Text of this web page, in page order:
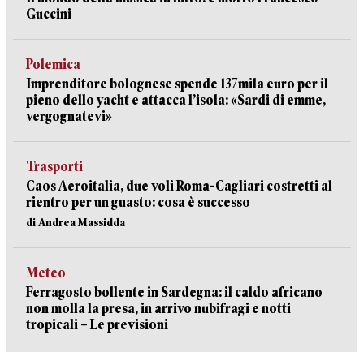
Guccini
Polemica
Imprenditore bolognese spende 137mila euro per il
pieno dello yacht e attacca l’isola: «Sardi di emme,
vergognatevi»
Trasporti
Caos Aeroitalia, due voli Roma-Cagliari costretti al
rientro per un guasto: cosa è successo
di Andrea Massidda
Meteo
Ferragosto bollente in Sardegna: il caldo africano
non molla la presa, in arrivo nubifragi e notti
tropicali – Le previsioni